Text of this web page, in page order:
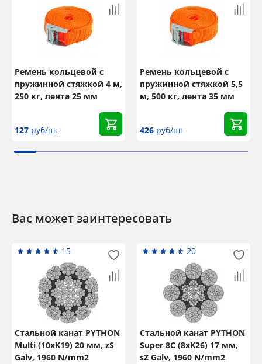
Ремень кольцевой с
пружинной стяжкой 4 м,
250 кг, лента 25 мм
127 руб/шт
Ремень кольцевой с
пружинной стяжкой 5,5
м, 500 кг, лента 35 мм
426 руб/шт
Вас может заинтересовать
15
Стальной канат PYTHON
Multi (10xK19) 20 мм, zS
Galv, 1960 N/mm2
20
Стальной канат PYTHON
Super 8C (8xK26) 17 мм,
sZ Galv, 1960 N/mm2